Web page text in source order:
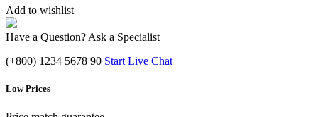
Add to wishlist
Have a Question? Ask a Specialist
(+800) 1234 5678 90 Start Live Chat
Low Prices